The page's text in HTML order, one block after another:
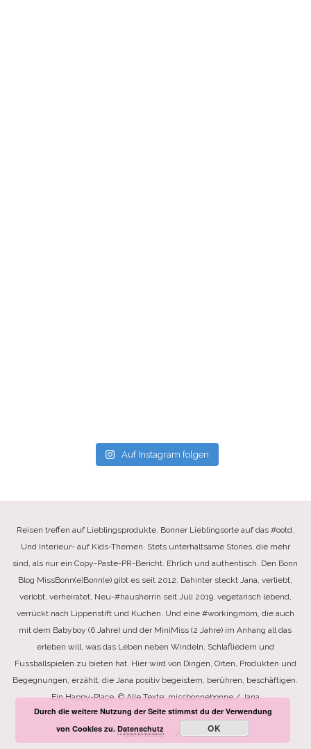
Auf Instagram folgen
Reisen treffen auf Lieblingsprodukte, Bonner Lieblingsorte auf das #ootd.
Und Interieur- auf Kids-Themen. Stets unterhaltsame Stories, die mehr
sind, als nur ein Copy-Paste-PR-Bericht. Ehrlich und authentisch. Den Bonn
Blog MissBonn(e)Bonn(e) gibt es seit 2012. Dahinter steckt Jana, verliebt,
verlobt, verheiratet, Neu-#hausherrin seit Juli 2019, vegetarisch lebend,
verrückt nach Lippenstift und Kuchen. Und eine #workingmom, die auch
mit dem Babyboy (6 Jahre) und der MiniMiss (2 Jahre) im Anhang all das
erleben will, was das Leben neben Windeln, Schlafliedern und
Fussballspielen zu bieten hat. Hier wird von Dingen, Orten, Produkten und
Begegnungen, erzählt, die Jana positiv begeistern, berühren, beschäftigen.
Ein Happy-Place. © Alle Texte: missbonnebonne / Jana
Back to top
Durch die weitere Nutzung der Seite stimmst du der Verwendung
von Cookies zu.Datenschutz OK